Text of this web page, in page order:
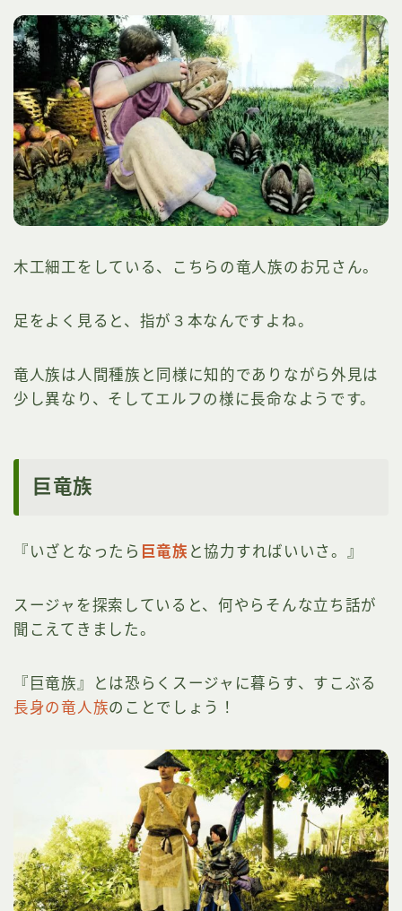
木工細工をしている、こちらの竜人族のお兄さん。
足をよく見ると、指が３本なんですよね。
竜人族は人間種族と同様に知的でありながら外見は
少し異なり、そしてエルフの様に長命なようです。
巨竜族
『いざとなったら 巨竜族 と協力すればいいさ。』
スージャを探索していると、何やらそんな立ち話が
聞こえてきました。
『巨竜族』とは恐らくスージャに暮らす、すこぶる
長身の竜人族のことでしょう！